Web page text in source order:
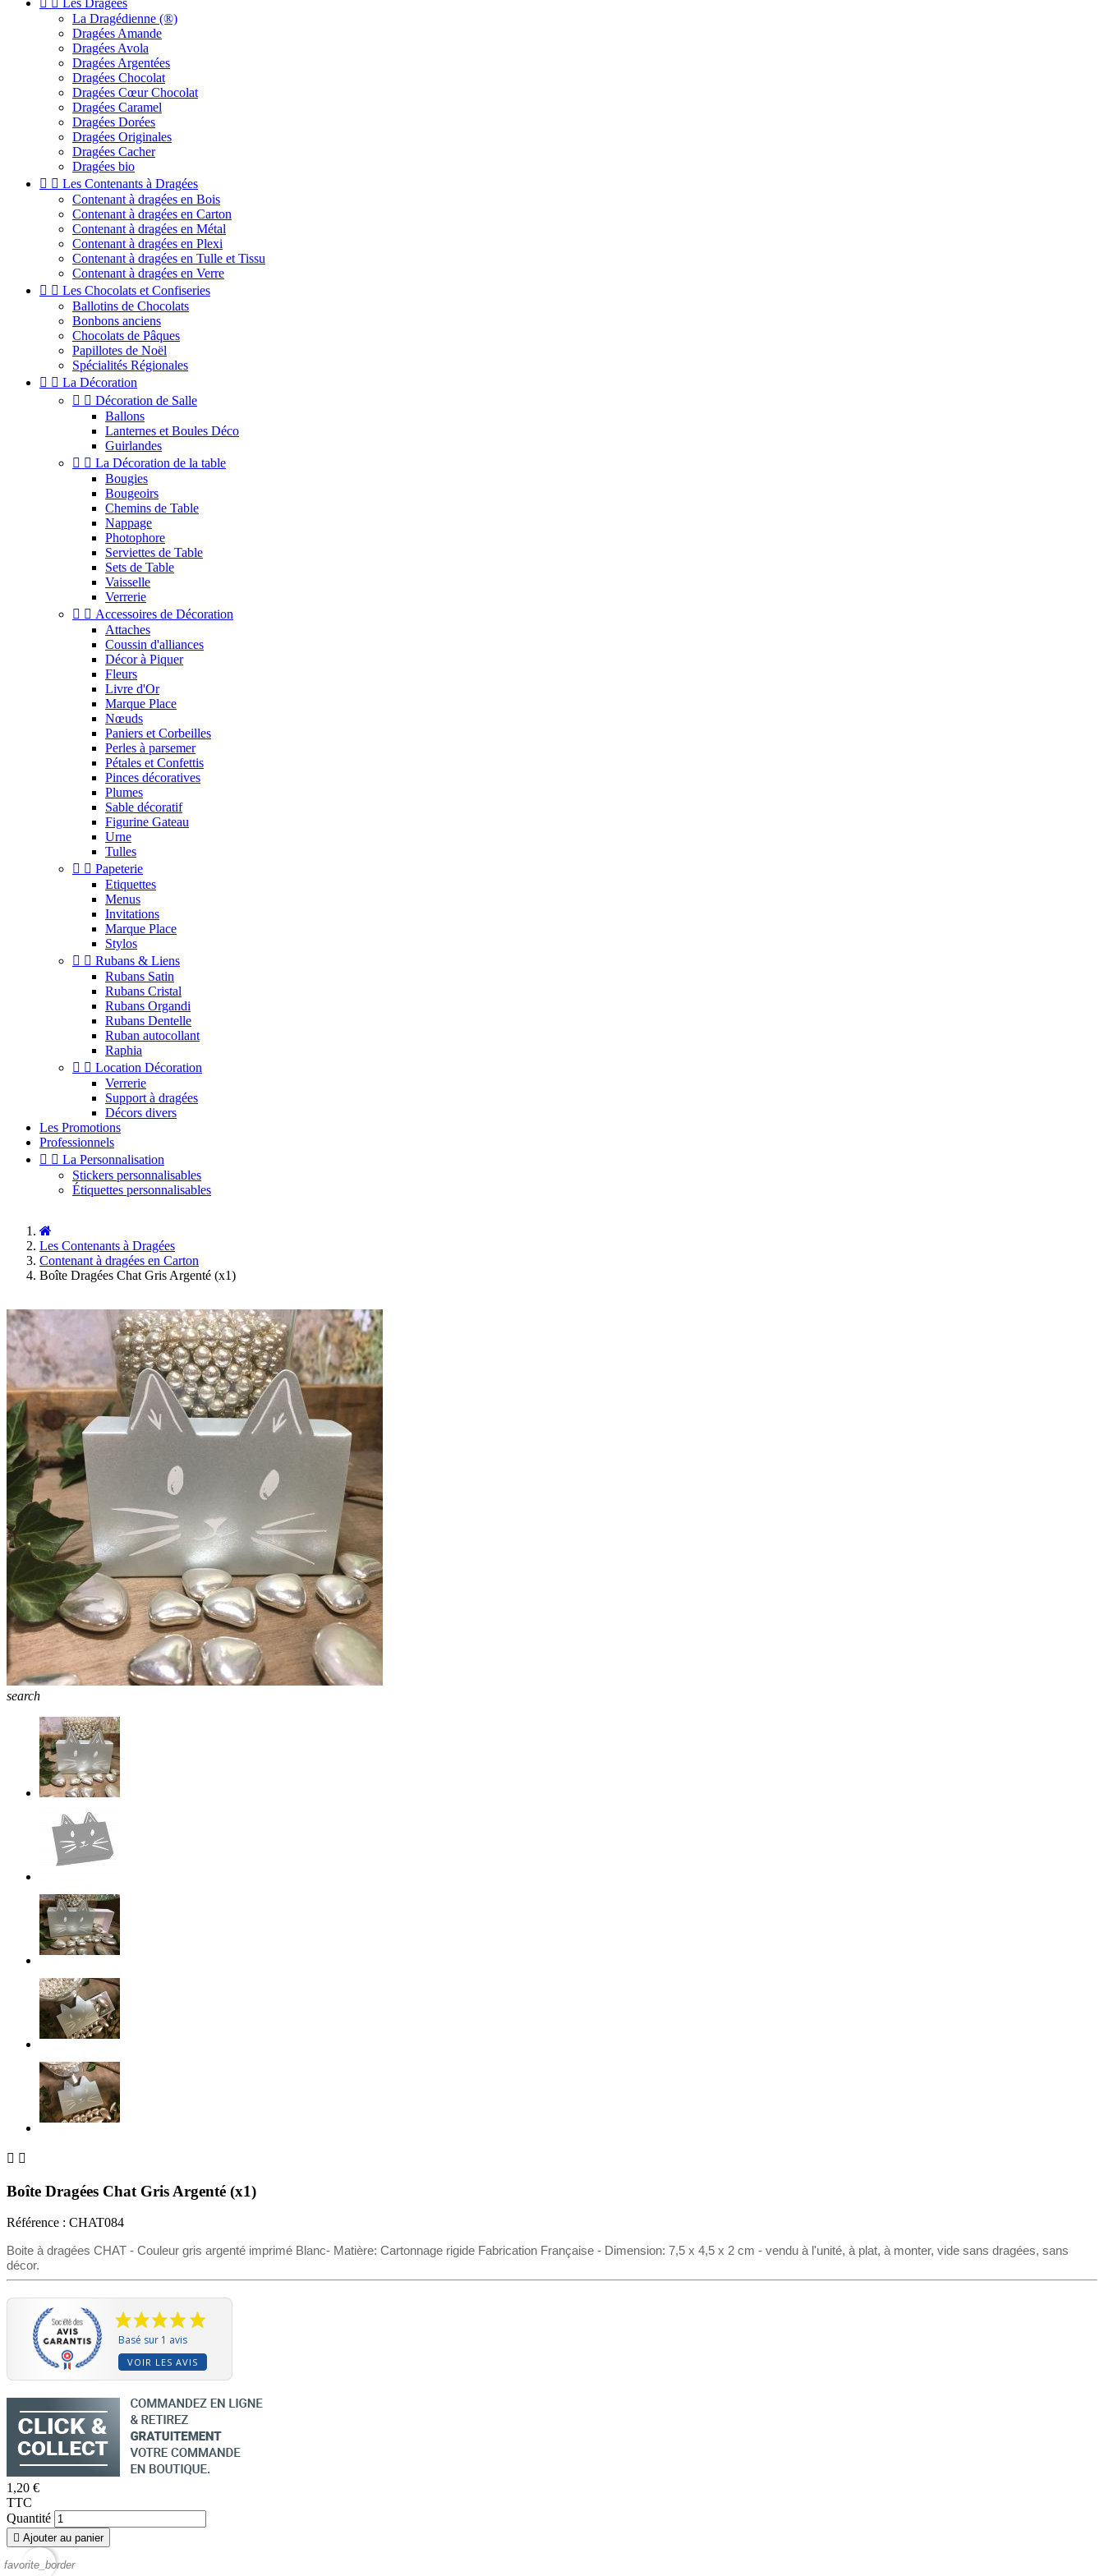
  Les Dragées
La Dragédienne (®)
Dragées Amande
Dragées Avola
Dragées Argentées
Dragées Chocolat
Dragées Cœur Chocolat
Dragées Caramel
Dragées Dorées
Dragées Originales
Dragées Cacher
Dragées bio
  Les Contenants à Dragées
Contenant à dragées en Bois
Contenant à dragées en Carton
Contenant à dragées en Métal
Contenant à dragées en Plexi
Contenant à dragées en Tulle et Tissu
Contenant à dragées en Verre
  Les Chocolats et Confiseries
Ballotins de Chocolats
Bonbons anciens
Chocolats de Pâques
Papillotes de Noël
Spécialités Régionales
  La Décoration
  Décoration de Salle
Ballons
Lanternes et Boules Déco
Guirlandes
  La Décoration de la table
Bougies
Bougeoirs
Chemins de Table
Nappage
Photophore
Serviettes de Table
Sets de Table
Vaisselle
Verrerie
  Accessoires de Décoration
Attaches
Coussin d'alliances
Décor à Piquer
Fleurs
Livre d'Or
Marque Place
Nœuds
Paniers et Corbeilles
Perles à parsemer
Pétales et Confettis
Pinces décoratives
Plumes
Sable décoratif
Figurine Gateau
Urne
Tulles
  Papeterie
Etiquettes
Menus
Invitations
Marque Place
Stylos
  Rubans & Liens
Rubans Satin
Rubans Cristal
Rubans Organdi
Rubans Dentelle
Ruban autocollant
Raphia
  Location Décoration
Verrerie
Support à dragées
Décors divers
Les Promotions
Professionnels
  La Personnalisation
Stickers personnalisables
Étiquettes personnalisables
Les Contenants à Dragées
Contenant à dragées en Carton
Boîte Dragées Chat Gris Argenté (x1)
search
 
Boîte Dragées Chat Gris Argenté (x1)
Référence : CHAT084
Boite à dragées CHAT - Couleur gris argenté imprimé Blanc- Matière: Cartonnage rigide Fabrication Française - Dimension: 7,5 x 4,5 x 2 cm - vendu à l'unité, à plat, à monter, vide sans dragées, sans
décor.
Basé sur 1 avis
VOIR LES AVIS
1,20 €
TTC
Quantité
 Ajouter au panier
favorite_border